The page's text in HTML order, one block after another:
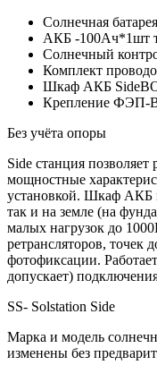
Солнечная
АКБ -100Aч*1шт
Солнечный
Комплект
Шкаф АКБ
Крепление ФЭП-
Без учёта опоры
Side станция позволяет
мощностные
установкой. Шкаф АКБ
так и на земле (на
малых нагрузок до
ретрансляторов, точек
фотофиксации.
допускает)
SS- Solstation Side
Марка и модель
изменены без